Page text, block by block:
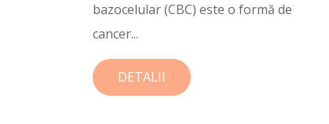
bazocelular (CBC) este o formă de
cancer...
DETALII